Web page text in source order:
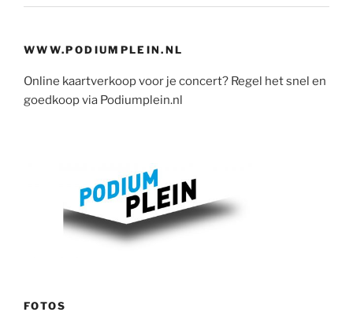
WWW.PODIUMPLEIN.NL
Online kaartverkoop voor je concert? Regel het snel en
goedkoop via Podiumplein.nl
FOTOS